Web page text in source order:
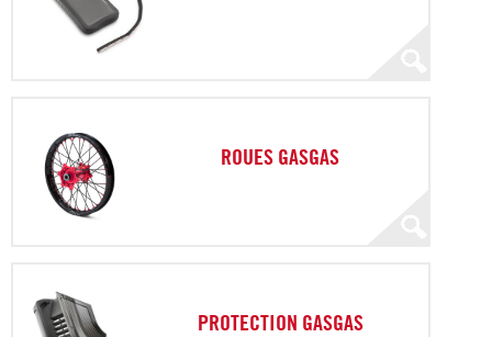
ROUES GASGAS
PROTECTION GASGAS